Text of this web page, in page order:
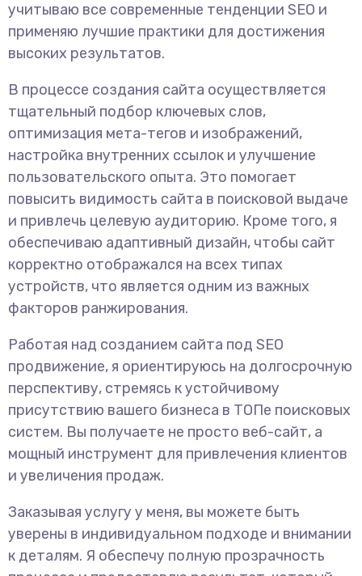
учитываю все современные тенденции SEO и
применяю лучшие практики для достижения
высоких результатов.
В процессе создания сайта осуществляется
тщательный подбор ключевых слов,
оптимизация мета-тегов и изображений,
настройка внутренних ссылок и улучшение
пользовательского опыта. Это помогает
повысить видимость сайта в поисковой выдаче
и привлечь целевую аудиторию. Кроме того, я
обеспечиваю адаптивный дизайн, чтобы сайт
корректно отображался на всех типах
устройств, что является одним из важных
факторов ранжирования.
Работая над созданием сайта под SEO
продвижение, я ориентируюсь на долгосрочную
перспективу, стремясь к устойчивому
присутствию вашего бизнеса в ТОПе поисковых
систем. Вы получаете не просто веб-сайт, а
мощный инструмент для привлечения клиентов
и увеличения продаж.
Заказывая услугу у меня, вы можете быть
уверены в индивидуальном подходе и внимании
к деталям. Я обеспечу полную прозрачность